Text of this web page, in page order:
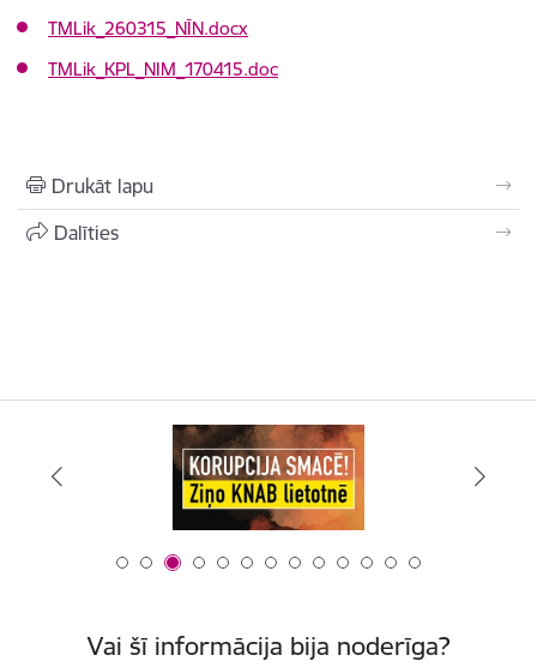
TMLik_260315_NĪN.docx
TMLik_KPL_NIM_170415.doc
Drukāt lapu
Dalīties
Vai šī informācija bija noderīga?